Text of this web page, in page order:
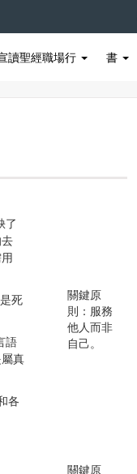
讀聖經職場行 書
了
死
語
真
各
關鍵原
則：服務
他人而非
自己。
關鍵原